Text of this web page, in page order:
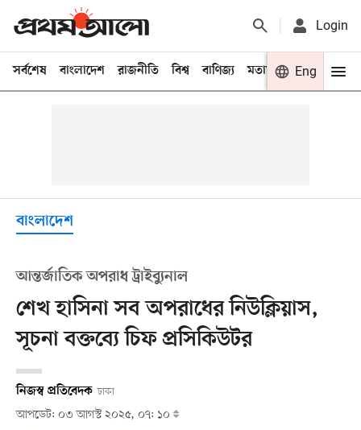
Login
সর্বশেষ বাংলাদেশ রাজনীতি বিশ্ব বাণিজ্য মতামত খেলা
Eng
বাংলাদেশ
আন্তর্জাতিক অপরাধ ট্রাইব্যুনাল
শেখ হাসিনা সব অপরাধের নিউক্লিয়াস,
সূচনা বক্তব্যে চিফ প্রসিকিউটর
নিজস্ব প্রতিবেদক ঢাকা
আপডেট: ০৩ আগস্ট ২০২৫, ০৭: ১০